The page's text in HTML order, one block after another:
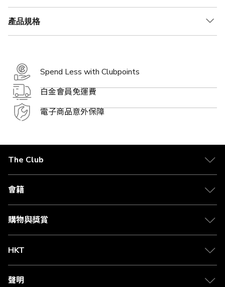
產品規格
Spend Less with Clubpoints
白金會員免運費
電子商品意外保障
The Club
關於 The Club
合作夥伴
媒體中心
會籍
會籍及專屬禮遇
賺取積分
購物與獎賞
物流與配送
Club Shopping 商品領取站
常見問題
HKT
csl.
1010
聲明